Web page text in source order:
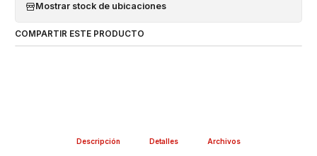
Mostrar stock de ubicaciones
COMPARTIR ESTE PRODUCTO
Descripción Detalles Archivos